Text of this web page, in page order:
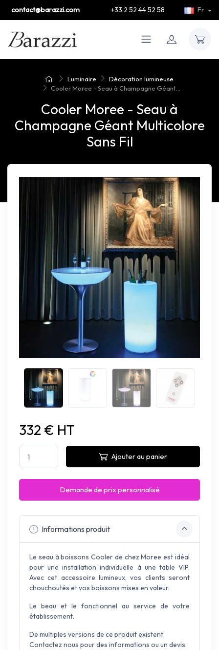
contact@barazzi.com +33 2 52 44 52 58 Fr
Luminaire
Décoration lumineuse
Cooler Moree - Seau à Champagne Géant...
Cooler Moree - Seau à
Champagne Géant Multicolore
Sans Fil
332 € HT
Ajouter au panier
Demande de prix personnalisé
Informations produit
Le seau à boissons Cooler de chez Moree est idéal
pour une installation individuelle à une table VIP.
Avec cet accessoire lumineux, vos clients seront
chouchoutés et vos boissons mises en valeur.
Le beau et le fonctionnel au service de votre
établissement.
De multiples versions de ce produit existent.
Contactez nous pour des informations ou un devis